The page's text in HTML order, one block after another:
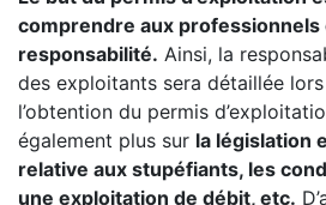
comprendre aux professionnels
responsabilité. Ainsi, la
des exploitants sera détaillée
l’obtention du permis
également plus sur la législation
relative aux stupéfiants, les
une exploitation de débit, etc.